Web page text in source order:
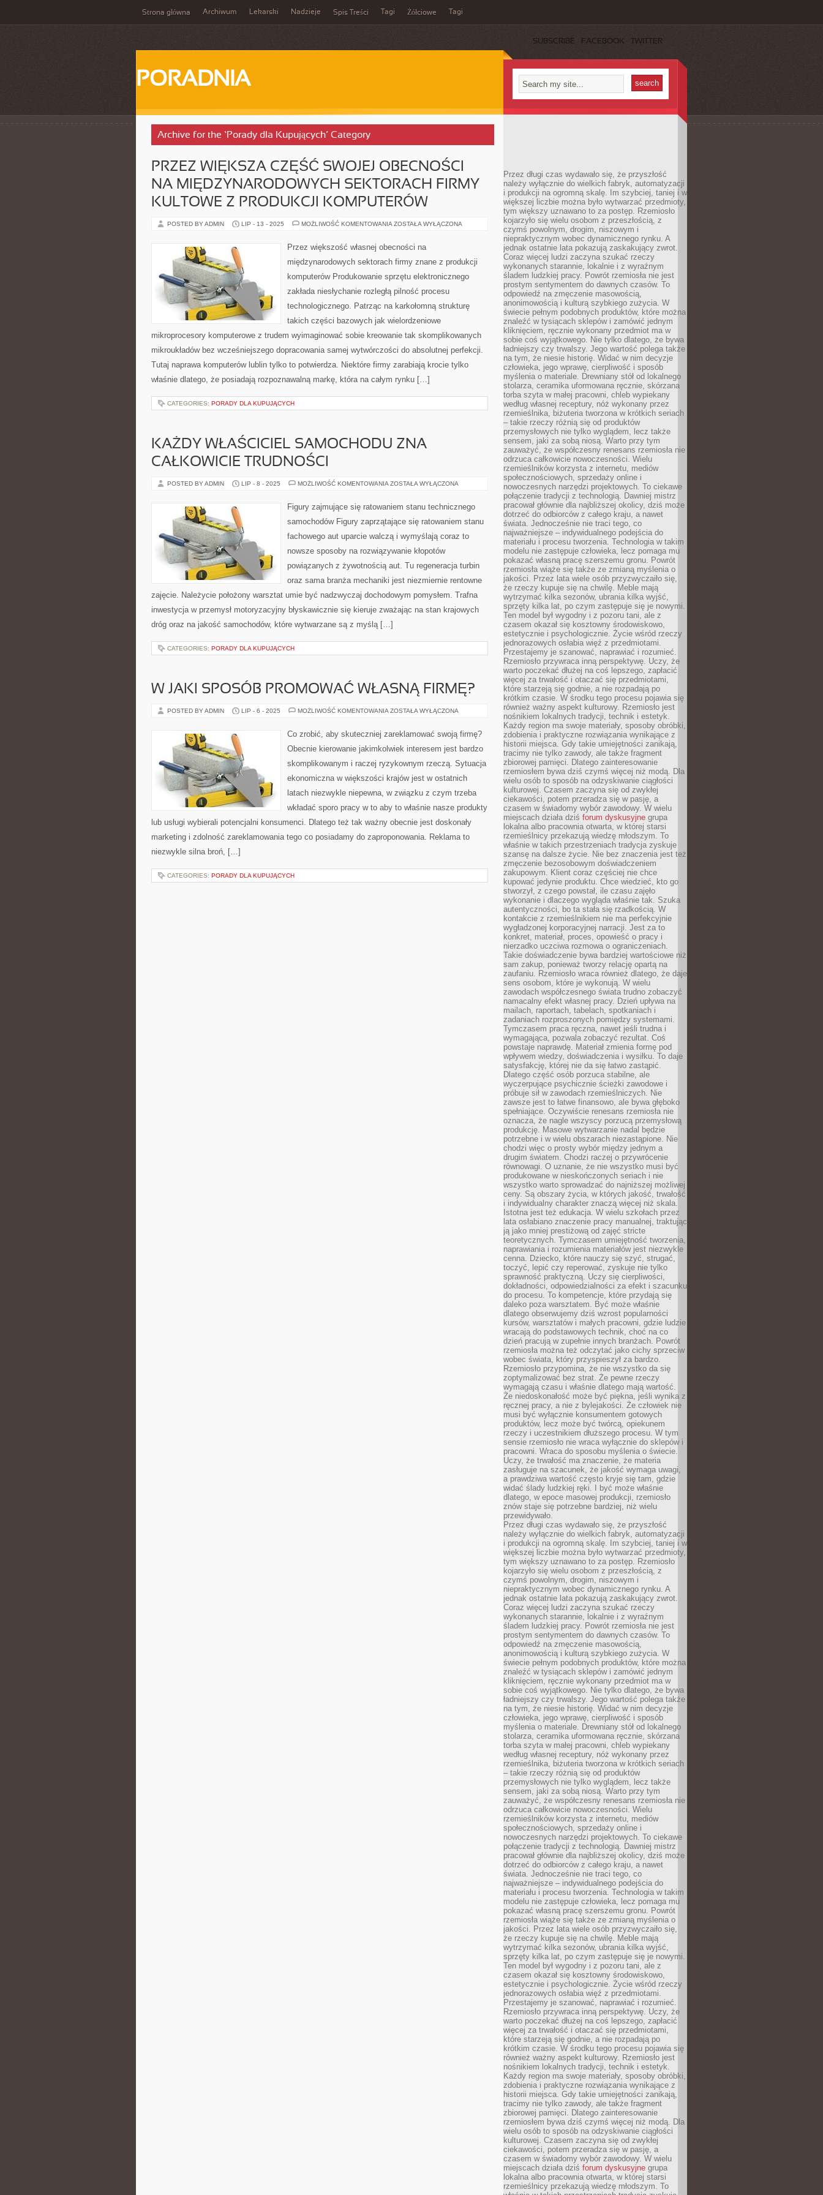
Strona główna Archiwum Lekarski Nadzieje Spis Treści Tagi Żółciowe Tagi
SUBSCRIBE FACEBOOK TWITTER
PORADNIA
Archive for the ‘Porady dla Kupujących’ Category
PRZEZ WIĘKSZA CZĘŚĆ SWOJEJ OBECNOŚCI
NA MIĘDZYNARODOWYCH SEKTORACH FIRMY
KULTOWE Z PRODUKCJI KOMPUTERÓW
POSTED BY ADMIN LIP - 13 - 2025 MOŻLIWOŚĆ KOMENTOWANIA PRZEZ
SWOJEJ
OBECNOŚCI
MIĘDZYNARODOWYCH
FIRMY
Z
PRODUKCJI
KOMPUTERÓW
ZOSTAŁA WYŁĄCZONA
Przez większość własnej obecności na
międzynarodowych sektorach firmy znane z produkcji
komputerów Produkowanie sprzętu elektronicznego
zakłada niesłychanie rozległą pilność procesu
technologicznego. Patrząc na karkołomną strukturę
takich części bazowych jak wielordzeniowe
mikroprocesory komputerowe z trudem wyimaginować sobie kreowanie tak skomplikowanych
mikroukładów bez wcześniejszego dopracowania samej wytwórczości do absolutnej perfekcji.
Tutaj naprawa komputerów lublin tylko to potwierdza. Niektóre firmy zarabiają krocie tylko
właśnie dlatego, że posiadają rozpoznawalną markę, która na całym rynku […]
CATEGORIES: PORADY DLA KUPUJĄCYCH
KAŻDY WŁAŚCICIEL SAMOCHODU ZNA
CAŁKOWICIE TRUDNOŚCI
POSTED BY ADMIN LIP - 8 - 2025 MOŻLIWOŚĆ KOMENTOWANIA KAŻDY
ZNA
CAŁKOWICIE
ZOSTAŁA WYŁĄCZONA
Figury zajmujące się ratowaniem stanu technicznego
samochodów Figury zaprzątające się ratowaniem stanu
fachowego aut uparcie walczą i wymyślają coraz to
nowsze sposoby na rozwiązywanie kłopotów
powiązanych z żywotnością aut. Tu regeneracja turbin
oraz sama branża mechaniki jest niezmiernie rentowne
zajęcie. Należycie położony warsztat umie być nadzwyczaj dochodowym pomysłem. Trafna
inwestycja w przemysł motoryzacyjny błyskawicznie się kieruje zważając na stan krajowych
dróg oraz na jakość samochodów, które wytwarzane są z myślą […]
CATEGORIES: PORADY DLA KUPUJĄCYCH
W JAKI SPOSÓB PROMOWAĆ WŁASNĄ FIRMĘ?
POSTED BY ADMIN LIP - 6 - 2025 MOŻLIWOŚĆ KOMENTOWANIA W
PROMOWAĆ
WŁASNĄ
ZOSTAŁA WYŁĄCZONA
Co zrobić, aby skuteczniej zareklamować swoją firmę?
Obecnie kierowanie jakimkolwiek interesem jest bardzo
skomplikowanym i raczej ryzykownym rzeczą. Sytuacja
ekonomiczna w większości krajów jest w ostatnich
latach niezwykle niepewna, w związku z czym trzeba
wkładać sporo pracy w to aby to właśnie nasze produkty
lub usługi wybierali potencjalni konsumenci. Dlatego też tak ważny obecnie jest doskonały
marketing i zdolność zareklamowania tego co posiadamy do zaproponowania. Reklama to
niezwykle silna broń, […]
CATEGORIES: PORADY DLA KUPUJĄCYCH
Przez długi czas wydawało się, że przyszłość
należy wyłącznie do wielkich fabryk, automatyzacji
i produkcji na ogromną skalę. Im szybciej, taniej i w
większej liczbie można było wytwarzać przedmioty,
tym większy uznawano to za postęp. Rzemiosło
kojarzyło się wielu osobom z przeszłością, z
czymś powolnym, drogim, niszowym i
niepraktycznym wobec dynamicznego rynku. A
jednak ostatnie lata pokazują zaskakujący zwrot.
Coraz więcej ludzi zaczyna szukać rzeczy
wykonanych starannie, lokalnie i z wyraźnym
śladem ludzkiej pracy. Powrót rzemiosła nie jest
prostym sentymentem do dawnych czasów. To
odpowiedź na zmęczenie masowością,
anonimowością i kulturą szybkiego zużycia. W
świecie pełnym podobnych produktów, które można
znaleźć w tysiącach sklepów i zamówić jednym
kliknięciem, ręcznie wykonany przedmiot ma w
sobie coś wyjątkowego. Nie tylko dlatego, że bywa
ładniejszy czy trwalszy. Jego wartość polega także
na tym, że niesie historię. Widać w nim decyzje
człowieka, jego wprawę, cierpliwość i sposób
myślenia o materiale. Drewniany stół od lokalnego
stolarza, ceramika uformowana ręcznie, skórzana
torba szyta w małej pracowni, chleb wypiekany
według własnej receptury, nóż wykonany przez
rzemieślnika, biżuteria tworzona w krótkich seriach
– takie rzeczy różnią się od produktów
przemysłowych nie tylko wyglądem, lecz także
sensem, jaki za sobą niosą. Warto przy tym
zauważyć, że współczesny renesans rzemiosła nie
odrzuca całkowicie nowoczesności. Wielu
rzemieślników korzysta z internetu, mediów
społecznościowych, sprzedaży online i
nowoczesnych narzędzi projektowych. To ciekawe
połączenie tradycji z technologią. Dawniej mistrz
pracował głównie dla najbliższej okolicy, dziś może
dotrzeć do odbiorców z całego kraju, a nawet
świata. Jednocześnie nie traci tego, co
najważniejsze – indywidualnego podejścia do
materiału i procesu tworzenia. Technologia w takim
modelu nie zastępuje człowieka, lecz pomaga mu
pokazać własną pracę szerszemu gronu. Powrót
rzemiosła wiąże się także ze zmianą myślenia o
jakości. Przez lata wiele osób przyzwyczaiło się,
że rzeczy kupuje się na chwilę. Meble mają
wytrzymać kilka sezonów, ubrania kilka wyjść,
sprzęty kilka lat, po czym zastępuje się je nowymi.
Ten model był wygodny i z pozoru tani, ale z
czasem okazał się kosztowny środowiskowo,
estetycznie i psychologicznie. Życie wśród rzeczy
jednorazowych osłabia więź z przedmiotami.
Przestajemy je szanować, naprawiać i rozumieć.
Rzemiosło przywraca inną perspektywę. Uczy, że
warto poczekać dłużej na coś lepszego, zapłacić
więcej za trwałość i otaczać się przedmiotami,
które starzeją się godnie, a nie rozpadają po
krótkim czasie. W środku tego procesu pojawia się
również ważny aspekt kulturowy. Rzemiosło jest
nośnikiem lokalnych tradycji, technik i estetyk.
Każdy region ma swoje materiały, sposoby obróbki,
zdobienia i praktyczne rozwiązania wynikające z
historii miejsca. Gdy takie umiejętności zanikają,
tracimy nie tylko zawody, ale także fragment
zbiorowej pamięci. Dlatego zainteresowanie
rzemiosłem bywa dziś czymś więcej niż modą. Dla
wielu osób to sposób na odzyskiwanie ciągłości
kulturowej. Czasem zaczyna się od zwykłej
ciekawości, potem przeradza się w pasję, a
czasem w świadomy wybór zawodowy. W wielu
miejscach działa dziś forum dyskusyjne grupa
lokalna albo pracownia otwarta, w której starsi
rzemieślnicy przekazują wiedzę młodszym. To
właśnie w takich przestrzeniach tradycja zyskuje
szansę na dalsze życie. Nie bez znaczenia jest też
zmęczenie bezosobowym doświadczeniem
zakupowym. Klient coraz częściej nie chce
kupować jedynie produktu. Chce wiedzieć, kto go
stworzył, z czego powstał, ile czasu zajęło
wykonanie i dlaczego wygląda właśnie tak. Szuka
autentyczności, bo ta stała się rzadkością. W
kontakcie z rzemieślnikiem nie ma perfekcyjnie
wygładzonej korporacyjnej narracji. Jest za to
konkret, materiał, proces, opowieść o pracy i
nierzadko uczciwa rozmowa o ograniczeniach.
Takie doświadczenie bywa bardziej wartościowe niż
sam zakup, ponieważ tworzy relację opartą na
zaufaniu. Rzemiosło wraca również dlatego, że daje
sens osobom, które je wykonują. W wielu
zawodach współczesnego świata trudno zobaczyć
namacalny efekt własnej pracy. Dzień upływa na
mailach, raportach, tabelach, spotkaniach i
zadaniach rozproszonych pomiędzy systemami.
Tymczasem praca ręczna, nawet jeśli trudna i
wymagająca, pozwala zobaczyć rezultat. Coś
powstaje naprawdę. Materiał zmienia formę pod
wpływem wiedzy, doświadczenia i wysiłku. To daje
satysfakcję, której nie da się łatwo zastąpić.
Dlatego część osób porzuca stabilne, ale
wyczerpujące psychicznie ścieżki zawodowe i
próbuje sił w zawodach rzemieślniczych. Nie
zawsze jest to łatwe finansowo, ale bywa głęboko
spełniające. Oczywiście renesans rzemiosła nie
oznacza, że nagle wszyscy porzucą przemysłową
produkcję. Masowe wytwarzanie nadal będzie
potrzebne i w wielu obszarach niezastąpione. Nie
chodzi więc o prosty wybór między jednym a
drugim światem. Chodzi raczej o przywrócenie
równowagi. O uznanie, że nie wszystko musi być
produkowane w nieskończonych seriach i nie
wszystko warto sprowadzać do najniższej możliwej
ceny. Są obszary życia, w których jakość, trwałość
i indywidualny charakter znaczą więcej niż skala.
Istotna jest też edukacja. W wielu szkołach przez
lata osłabiano znaczenie pracy manualnej, traktując
ją jako mniej prestiżową od zajęć stricte
teoretycznych. Tymczasem umiejętność tworzenia,
naprawiania i rozumienia materiałów jest niezwykle
cenna. Dziecko, które nauczy się szyć, strugać,
toczyć, lepić czy reperować, zyskuje nie tylko
sprawność praktyczną. Uczy się cierpliwości,
dokładności, odpowiedzialności za efekt i szacunku
do procesu. To kompetencje, które przydają się
daleko poza warsztatem. Być może właśnie
dlatego obserwujemy dziś wzrost popularności
kursów, warsztatów i małych pracowni, gdzie ludzie
wracają do podstawowych technik, choć na co
dzień pracują w zupełnie innych branżach. Powrót
rzemiosła można też odczytać jako cichy sprzeciw
wobec świata, który przyspieszył za bardzo.
Rzemiosło przypomina, że nie wszystko da się
zoptymalizować bez strat. Że pewne rzeczy
wymagają czasu i właśnie dlatego mają wartość.
Że niedoskonałość może być piękna, jeśli wynika z
ręcznej pracy, a nie z bylejakości. Że człowiek nie
musi być wyłącznie konsumentem gotowych
produktów, lecz może być twórcą, opiekunem
rzeczy i uczestnikiem dłuższego procesu. W tym
sensie rzemiosło nie wraca wyłącznie do sklepów i
pracowni. Wraca do sposobu myślenia o świecie.
Uczy, że trwałość ma znaczenie, że materia
zasługuje na szacunek, że jakość wymaga uwagi,
a prawdziwa wartość często kryje się tam, gdzie
widać ślady ludzkiej ręki. I być może właśnie
dlatego, w epoce masowej produkcji, rzemiosło
znów staje się potrzebne bardziej, niż wielu
przewidywało.
Przez długi czas wydawało się, że przyszłość
należy wyłącznie do wielkich fabryk, automatyzacji
i produkcji na ogromną skalę. Im szybciej, taniej i w
większej liczbie można było wytwarzać przedmioty,
tym większy uznawano to za postęp. Rzemiosło
kojarzyło się wielu osobom z przeszłością, z
czymś powolnym, drogim, niszowym i
niepraktycznym wobec dynamicznego rynku. A
jednak ostatnie lata pokazują zaskakujący zwrot.
Coraz więcej ludzi zaczyna szukać rzeczy
wykonanych starannie, lokalnie i z wyraźnym
śladem ludzkiej pracy. Powrót rzemiosła nie jest
prostym sentymentem do dawnych czasów. To
odpowiedź na zmęczenie masowością,
anonimowością i kulturą szybkiego zużycia. W
świecie pełnym podobnych produktów, które można
znaleźć w tysiącach sklepów i zamówić jednym
kliknięciem, ręcznie wykonany przedmiot ma w
sobie coś wyjątkowego. Nie tylko dlatego, że bywa
ładniejszy czy trwalszy. Jego wartość polega także
na tym, że niesie historię. Widać w nim decyzje
człowieka, jego wprawę, cierpliwość i sposób
myślenia o materiale. Drewniany stół od lokalnego
stolarza, ceramika uformowana ręcznie, skórzana
torba szyta w małej pracowni, chleb wypiekany
według własnej receptury, nóż wykonany przez
rzemieślnika, biżuteria tworzona w krótkich seriach
– takie rzeczy różnią się od produktów
przemysłowych nie tylko wyglądem, lecz także
sensem, jaki za sobą niosą. Warto przy tym
zauważyć, że współczesny renesans rzemiosła nie
odrzuca całkowicie nowoczesności. Wielu
rzemieślników korzysta z internetu, mediów
społecznościowych, sprzedaży online i
nowoczesnych narzędzi projektowych. To ciekawe
połączenie tradycji z technologią. Dawniej mistrz
pracował głównie dla najbliższej okolicy, dziś może
dotrzeć do odbiorców z całego kraju, a nawet
świata. Jednocześnie nie traci tego, co
najważniejsze – indywidualnego podejścia do
materiału i procesu tworzenia. Technologia w takim
modelu nie zastępuje człowieka, lecz pomaga mu
pokazać własną pracę szerszemu gronu. Powrót
rzemiosła wiąże się także ze zmianą myślenia o
jakości. Przez lata wiele osób przyzwyczaiło się,
że rzeczy kupuje się na chwilę. Meble mają
wytrzymać kilka sezonów, ubrania kilka wyjść,
sprzęty kilka lat, po czym zastępuje się je nowymi.
Ten model był wygodny i z pozoru tani, ale z
czasem okazał się kosztowny środowiskowo,
estetycznie i psychologicznie. Życie wśród rzeczy
jednorazowych osłabia więź z przedmiotami.
Przestajemy je szanować, naprawiać i rozumieć.
Rzemiosło przywraca inną perspektywę. Uczy, że
warto poczekać dłużej na coś lepszego, zapłacić
więcej za trwałość i otaczać się przedmiotami,
które starzeją się godnie, a nie rozpadają po
krótkim czasie. W środku tego procesu pojawia się
również ważny aspekt kulturowy. Rzemiosło jest
nośnikiem lokalnych tradycji, technik i estetyk.
Każdy region ma swoje materiały, sposoby obróbki,
zdobienia i praktyczne rozwiązania wynikające z
historii miejsca. Gdy takie umiejętności zanikają,
tracimy nie tylko zawody, ale także fragment
zbiorowej pamięci. Dlatego zainteresowanie
rzemiosłem bywa dziś czymś więcej niż modą. Dla
wielu osób to sposób na odzyskiwanie ciągłości
kulturowej. Czasem zaczyna się od zwykłej
ciekawości, potem przeradza się w pasję, a
czasem w świadomy wybór zawodowy. W wielu
miejscach działa dziś forum dyskusyjne grupa
lokalna albo pracownia otwarta, w której starsi
rzemieślnicy przekazują wiedzę młodszym. To